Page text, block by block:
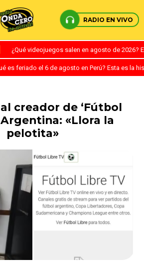
RADIO EN VIVO
¿Qué videojuegos salen en agosto de
es feriado el 6 de agosto en Perú? Esta es la
creador de ‘Fútbol
Argentina: «Llora la
pelotita»